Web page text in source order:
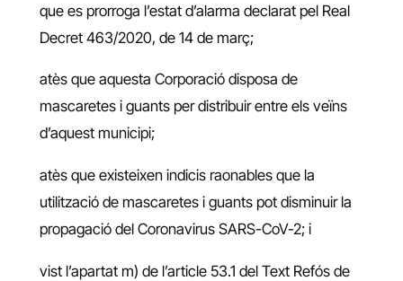
que es prorroga l’estat d’alarma declarat pel Real
Decret 463/2020, de 14 de març;
atès que aquesta Corporació disposa de
mascaretes i guants per distribuir entre els veïns
d’aquest municipi;
atès que existeixen indicis raonables que la
utilització de mascaretes i guants pot disminuir la
propagació del Coronavirus SARS-CoV-2; i
vist l’apartat m) de l’article 53.1 del Text Refós de